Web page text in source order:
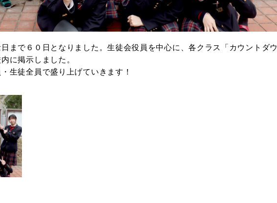
まで６０日となりました。生徒会役員を中心に、各クラス「カウントダウ
に掲示しました。
生徒全員で盛り上げていきます！